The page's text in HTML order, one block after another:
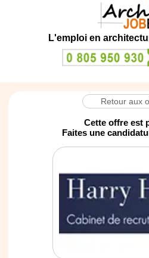
L'emploi en
Retour aux
Cette offre est
Faites une